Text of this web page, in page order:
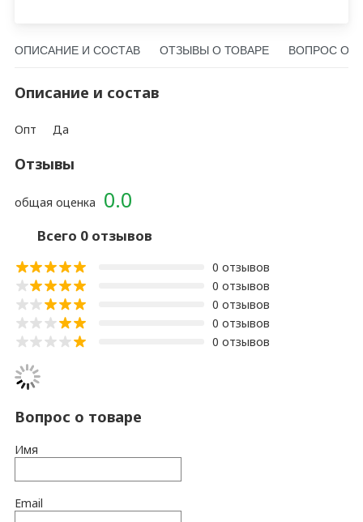
ОПИСАНИЕ И СОСТАВ ОТЗЫВЫ О ТОВАРЕ ВОПРОС О
Описание и состав
Опт Да
Отзывы
0.0
общая оценка
Всего 0 отзывов
0 отзывов
0 отзывов
0 отзывов
0 отзывов
0 отзывов
Вопрос о товаре
Имя
Email